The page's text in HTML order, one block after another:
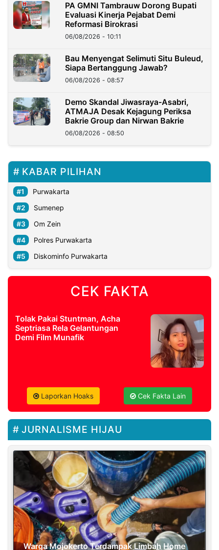
PA GMNI Tambrauw Dorong Bupati
Evaluasi Kinerja Pejabat Demi
Reformasi Birokrasi
06/08/2026 - 10:11
Bau Menyengat Selimuti Situ Buleud,
Siapa Bertanggung Jawab?
06/08/2026 - 08:57
Demo Skandal Jiwasraya-Asabri,
ATMAJA Desak Kejagung Periksa
Bakrie Group dan Nirwan Bakrie
06/08/2026 - 08:50
KABAR PILIHAN
Purwakarta
Sumenep
Om Zein
Polres Purwakarta
Diskominfo Purwakarta
CEK FAKTA
Tolak Pakai Stuntman, Acha
Septriasa Rela Gelantungan
Demi Film Munafik
Laporkan Hoaks Cek Fakta Lain
JURNALISME HIJAU
Warga Mojokerto Terdampak Limbah Home